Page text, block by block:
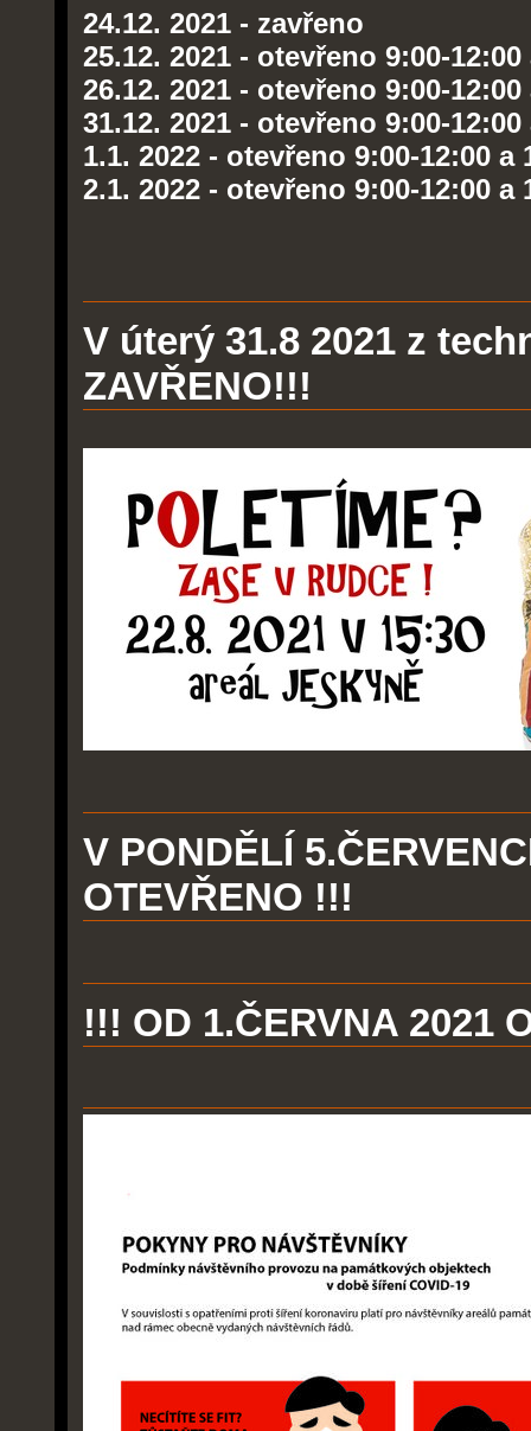
24.12. 2021 - zavřeno
25.12. 2021 - otevřeno 9:00-12:00
26.12. 2021 - otevřeno 9:00-12:00
31.12. 2021 - otevřeno 9:00-12:00
1.1. 2022 - otevřeno 9:00-12:00 a
2.1. 2022 - otevřeno 9:00-12:00 a
V úterý 31.8 2021 z
ZAVŘENO!!!
V PONDĚLÍ
OTEVŘENO !!!
!!! OD 1.ČERVNA 2021